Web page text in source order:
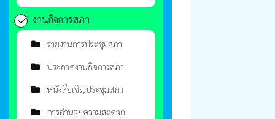
งานกิจการสภา
รายงานการประชุมสภา
ประกาศงานกิจการสภา
หนังสือเชิญประชุมสภา
การอำนวยความสะดวก